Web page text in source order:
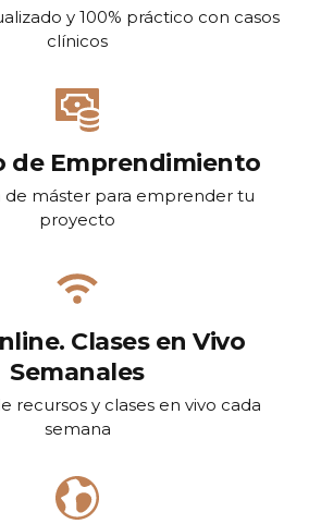
y 100% práctico con casos
clínicos
de Emprendimiento
de máster para emprender tu
proyecto
Clases en Vivo
Semanales
recursos y clases en vivo cada
semana